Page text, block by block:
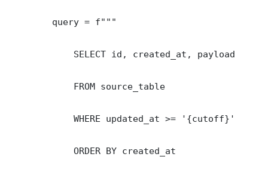
        query = f"""
            SELECT id, created_at, payload
            FROM source_table
            WHERE updated_at >= '{cutoff}'
            ORDER BY created_at